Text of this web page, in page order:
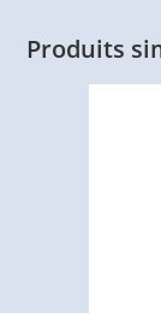
Produits